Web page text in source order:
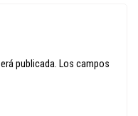
publicada. Los campos